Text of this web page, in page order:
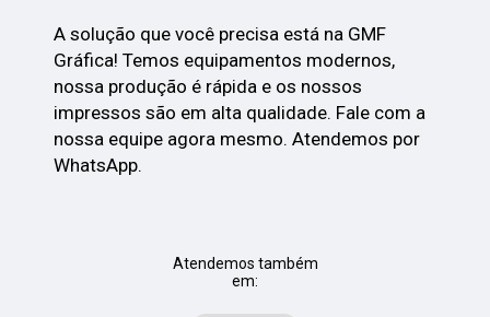
A solução que você precisa está na GMF
Gráfica! Temos equipamentos modernos,
nossa produção é rápida e os nossos
impressos são em alta qualidade. Fale com a
nossa equipe agora mesmo. Atendemos por
WhatsApp.
Atendemos também
em: